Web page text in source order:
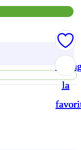
la
la
la
la